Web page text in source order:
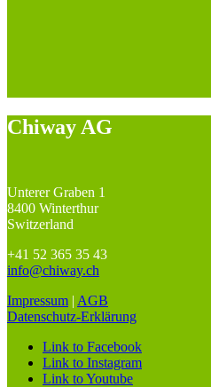
Chiway AG
Unterer Graben 1
8400 Winterthur
Switzerland
+41 52 365 35 43
info@chiway.ch
Impressum | AGB
Datenschutz-Erklärung
Link to Facebook
Link to Instagram
Link to Youtube